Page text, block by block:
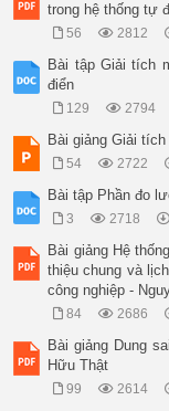
trong hệ thống tự
56 2812
Bài tập Giải tích
điển
129 2794
Bài giảng Giải
54 2722
Bài tập Phần đo
3 2718
Bài giảng Hệ
thiệu chung và
công nghiệp -
84 2686
Bài giảng Dung
Hữu Thật
99 2614